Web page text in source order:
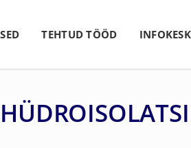
TEHTUD TÖÖD